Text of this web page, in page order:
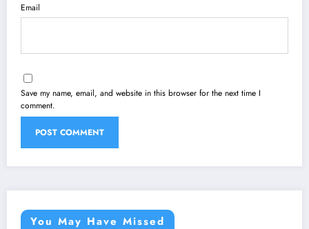
Email
Save my name, email, and website in this browser for the next time I
comment.
You May Have Missed